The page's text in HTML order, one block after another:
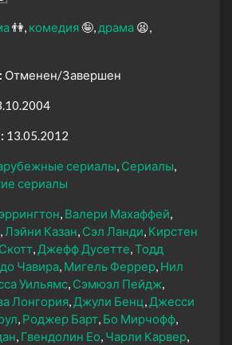
👫 комедия 🤪 драма 😫
Отменен/Завершен
13.05.2012
сериалы Сериалы
сериалы
Валери Махаффей
Лэйни Казан Сэл Ланди Кирстен
Джефф Дусетте Тодд
Чавира Мигель Феррер Нил
Уильямс Сэмюэл Пейдж
Лонгория Джули Бенц Джесси
Роджер Барт Бо Мирчофф
Гвендолин Ео Чарли Карвер